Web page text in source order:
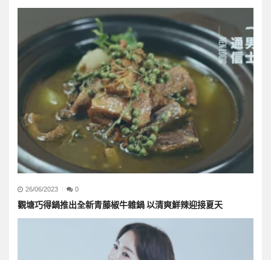
26/06/2023 0
觀塘巧得鍋推出全新青藤椒牛雜鍋 以清爽鮮辣迎接夏天